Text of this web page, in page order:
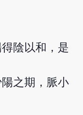
陰以和，是
之期，脈小